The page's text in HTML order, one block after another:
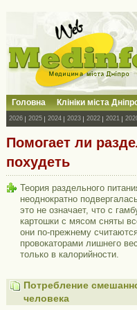
Головна Клініки міста
2026 2025 2024 2023 2022 2021
Помогает ли
похудеть
Теория раздельного
неоднократно
это не означает, что с
картошки с мясом сняты
они по-прежнему
провокаторами лишнего
только в калорийности.
Потребление
человека